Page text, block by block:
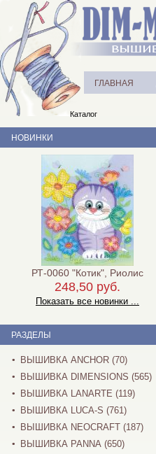
ГЛАВНАЯ
Каталог
НОВИНКИ
РТ-0060 "Котик", Риолис
248,50 руб.
Показать все новинки ...
РАЗДЕЛЫ
ВЫШИВКА ANCHOR (70)
ВЫШИВКА DIMENSIONS (565)
ВЫШИВКА LANARTE (119)
ВЫШИВКА LUCA-S (761)
ВЫШИВКА NEOCRAFT (187)
ВЫШИВКА PANNA (650)